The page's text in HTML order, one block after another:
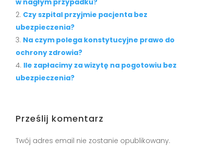
Czy szpital przyjmie pacjenta bez
ubezpieczenia?
Na czym polega konstytucyjne prawo do
ochrony zdrowia?
Ile zapłacimy za wizytę na pogotowiu bez
ubezpieczenia?
Prześlij komentarz
Twój adres email nie zostanie opublikowany.